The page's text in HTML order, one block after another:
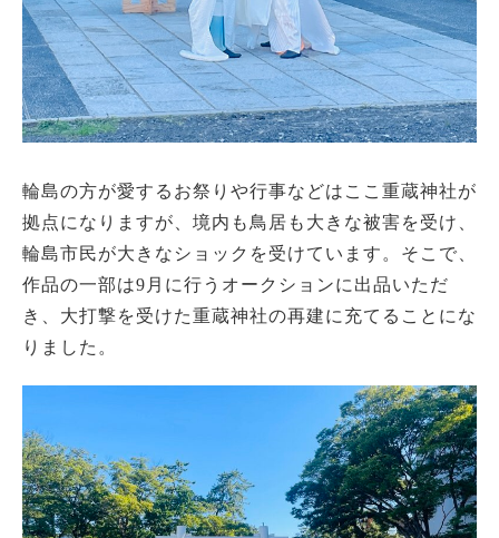
輪島の方が愛するお祭りや行事などはここ重蔵神社が
拠点になりますが、境内も鳥居も大きな被害を受け、
輪島市民が大きなショックを受けています。そこで、
作品の一部は9月に行うオークションに出品いただ
き、大打撃を受けた重蔵神社の再建に充てることにな
りました。